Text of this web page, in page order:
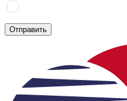
Отправить